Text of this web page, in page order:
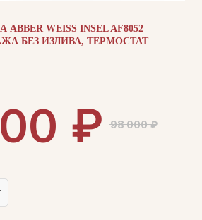
WEISS INSEL AF8052
БЕЗ ИЗЛИВА, ТЕРМОСТАТ
₽ 98 000 ₽